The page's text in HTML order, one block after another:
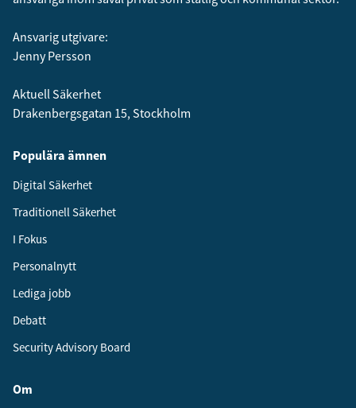
Ansvarig utgivare:
Jenny Persson
Aktuell Säkerhet
Drakenbergsgatan 15, Stockholm
Populära ämnen
Digital Säkerhet
Traditionell Säkerhet
I Fokus
Personalnytt
Lediga jobb
Debatt
Security Advisory Board
Om